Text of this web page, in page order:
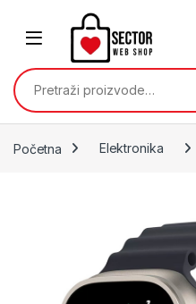
Skip to navigation
Pretraži:
Početna Elektronika